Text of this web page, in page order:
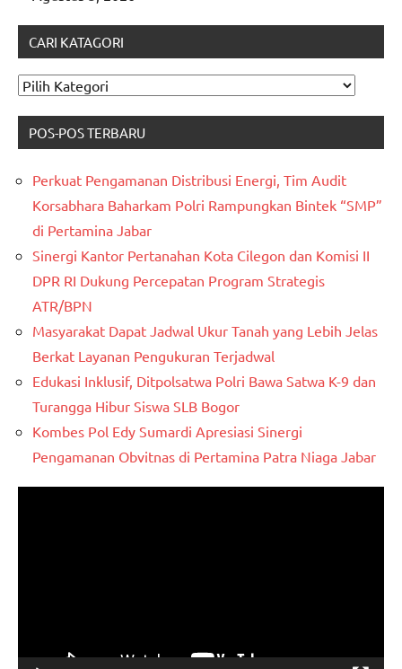
CARI KATAGORI
CARI
POS-POS TERBARU
Perkuat Pengamanan Distribusi Energi, Tim Audit
Korsabhara Baharkam Polri Rampungkan Bintek “SMP”
di Pertamina Jabar
Sinergi Kantor Pertanahan Kota Cilegon dan Komisi II
DPR RI Dukung Percepatan Program Strategis
ATR/BPN
Masyarakat Dapat Jadwal Ukur Tanah yang Lebih Jelas
Berkat Layanan Pengukuran Terjadwal
Edukasi Inklusif, Ditpolsatwa Polri Bawa Satwa K-9 dan
Turangga Hibur Siswa SLB Bogor
Kombes Pol Edy Sumardi Apresiasi Sinergi
Pengamanan Obvitnas di Pertamina Patra Niaga Jabar